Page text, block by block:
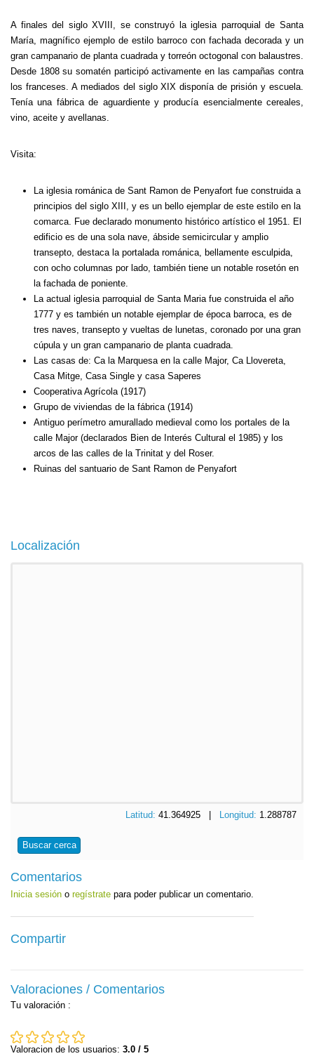
A finales del siglo XVIII, se construyó la iglesia parroquial de Santa
María, magnífico ejemplo de estilo barroco con fachada decorada y un
gran campanario de planta cuadrada y torreón octogonal con balaustres.
Desde 1808 su somatén participó activamente en las campañas contra
los franceses. A mediados del siglo XIX disponía de prisión y escuela.
Tenía una fábrica de aguardiente y producía esencialmente cereales,
vino, aceite y avellanas.
Visita:
La iglesia románica de Sant Ramon de Penyafort fue construida a
principios del siglo XIII, y es un bello ejemplar de este estilo en la
comarca. Fue declarado monumento histórico artístico el 1951. El
edificio es de una sola nave, ábside semicircular y amplio
transepto, destaca la portalada románica, bellamente esculpida,
con ocho columnas por lado, también tiene un notable rosetón en
la fachada de poniente.
La actual iglesia parroquial de Santa Maria fue construida el año
1777 y es también un notable ejemplar de época barroca, es de
tres naves, transepto y vueltas de lunetas, coronado por una gran
cúpula y un gran campanario de planta cuadrada.
Las casas de: Ca la Marquesa en la calle Major, Ca Llovereta,
Casa Mitge, Casa Single y casa Saperes
Cooperativa Agrícola (1917)
Grupo de viviendas de la fábrica (1914)
Antiguo perímetro amurallado medieval como los portales de la
calle Major (declarados Bien de Interés Cultural el 1985) y los
arcos de las calles de la Trinitat y del Roser.
Ruinas del santuario de Sant Ramon de Penyafort
Localización
Latitud: 41.364925 | Longitud: 1.288787
Buscar cerca
Comentarios
Inicia sesión o regístrate para poder publicar un comentario.
Compartir
Valoraciones / Comentarios
Tu valoración :
Valoracion de los usuarios: 3.0 / 5